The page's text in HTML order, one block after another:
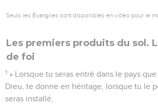
Seuls les Évangiles sont disponibles en vidéo pour le
Les premiers produits du sol.
de foi
1 » Lorsque tu seras entré dans le pays
Dieu, te donne en héritage, lorsque tu le
seras installé,